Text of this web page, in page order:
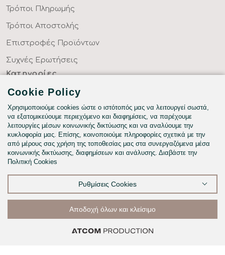
Τρόποι Πληρωμής
Τρόποι Αποστολής
Επιστροφές Προϊόντων
Συχνές Ερωτήσεις
Κατηγορίες
ΣΕΝΤΟΝΙΑ ΣΤΑ ΜΕΤΡΑ ΣΑΣ
ΥΦΑΣΜΑΤΑ ΜΕ ΤΟ ΜΕΤΡΟ
ΥΠΝΟΔΩΜΑΤΙΟ
HOTEL & BNB
ΠΑΙΔΙΚΟ - ΕΦΗΒΙΚΟ
Cookie Policy
Χρησιμοποιούμε cookies ώστε ο ιστότοπός μας να λειτουργεί σωστά,
να εξατομικεύουμε περιεχόμενο και διαφημίσεις, να παρέχουμε
λειτουργίες μέσων κοινωνικής δικτύωσης και να αναλύουμε την
κυκλοφορία μας. Επίσης, κοινοποιούμε πληροφορίες σχετικά με την
από μέρους σας χρήση της τοποθεσίας μας στα συνεργαζόμενα μέσα
κοινωνικής δικτύωσης, διαφημίσεων και ανάλυσης. Διαβάστε την
Πολιτική Cookies
Ρυθμίσεις Cookies
Αποδοχή όλων και κλείσιμο